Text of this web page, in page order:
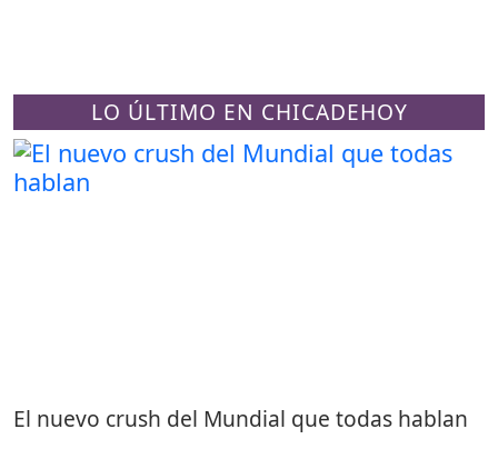
LO ÚLTIMO EN CHICADEHOY
El nuevo crush del Mundial que todas hablan